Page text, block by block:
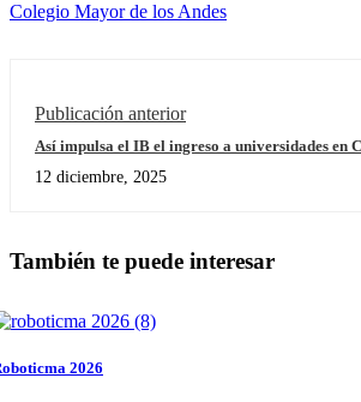
Colegio Mayor de los Andes
Publicación anterior
Así impulsa el IB el ingreso a universidades en
12 diciembre, 2025
También te puede interesar
2026